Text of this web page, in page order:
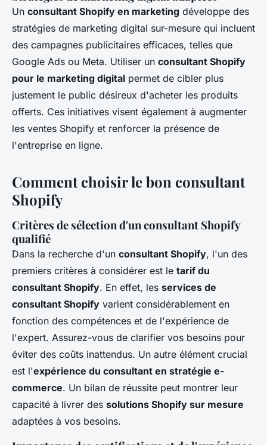
Un consultant Shopify en marketing développe des
stratégies de marketing digital sur-mesure qui incluent
des campagnes publicitaires efficaces, telles que
Google Ads ou Meta. Utiliser un consultant Shopify
pour le marketing digital permet de cibler plus
justement le public désireux d'acheter les produits
offerts. Ces initiatives visent également à augmenter
les ventes Shopify et renforcer la présence de
l'entreprise en ligne.
Comment choisir le bon consultant
Shopify
Critères de sélection d'un consultant Shopify
qualifié
Dans la recherche d'un consultant Shopify, l'un des
premiers critères à considérer est le tarif du
consultant Shopify. En effet, les services de
consultant Shopify varient considérablement en
fonction des compétences et de l'expérience de
l'expert. Assurez-vous de clarifier vos besoins pour
éviter des coûts inattendus. Un autre élément crucial
est l'expérience du consultant en stratégie e-
commerce. Un bilan de réussite peut montrer leur
capacité à livrer des solutions Shopify sur mesure
adaptées à vos besoins.